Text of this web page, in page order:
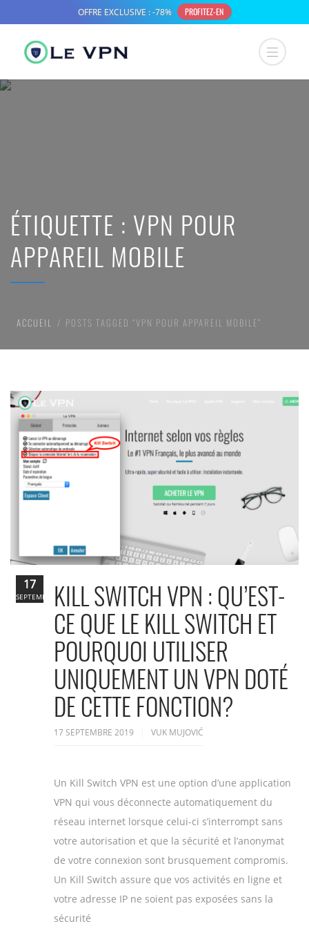
ÉTIQUETTE : VPN POUR
APPAREIL MOBILE
ACCUEIL POSTS TAGGED “VPN POUR APPAREIL MOBILE”
KILL SWITCH VPN : QU’EST-
CE QUE LE KILL SWITCH ET
POURQUOI UTILISER
UNIQUEMENT UN VPN DOTÉ
DE CETTE FONCTION?
17 SEPTEMBRE 2019 VUK MUJOVIĆ
Un Kill Switch VPN est une option d’une application
VPN qui vous déconnecte automatiquement du
réseau internet lorsque celui-ci s’interrompt sans
votre autorisation et que la sécurité et l’anonymat
de votre connexion sont brusquement compromis.
Un Kill Switch assure que vos activités en ligne et
votre adresse IP ne soient pas exposées sans la
sécurité
17
SEPTEMBRE